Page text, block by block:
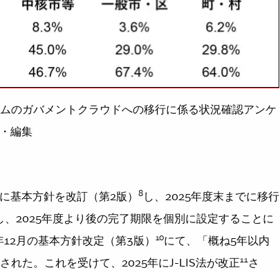
のガバメントクラウドへの移行に係る状況確認アンケ
編集
本方針を改訂（第2版） 8 し、2025年度末までに移行
、2025年度より後の完了期限を個別に設定することに
月の基本方針改定（第3版）
10にて、「概ね5年以内
れた。これを受けて、2025年にJ-LIS法が改正11 さ